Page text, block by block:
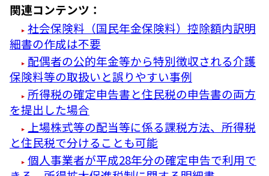
関連コンテンツ：
社会保険料（国民年金保険料）控除額内訳明
細書の作成は不要
配偶者の公的年金等から特別徴収される介護
保険料等の取扱いと誤りやすい事例
所得税の確定申告書と住民税の申告書の両方
を提出した場合
上場株式等の配当等に係る課税方法、所得税
と住民税で分けることも可能
個人事業者が平成28年分の確定申告で利用で